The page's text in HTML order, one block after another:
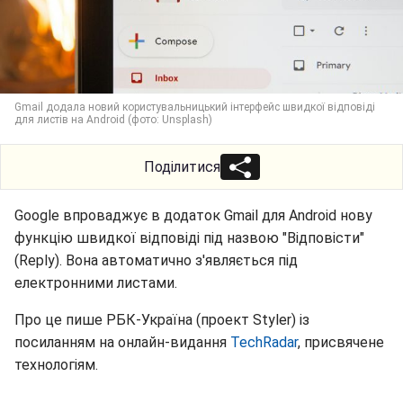
Gmail додала новий користувальницький інтерфейс швидкої відповіді
для листів на Android (фото: Unsplash)
Поділитися
Google впроваджує в додаток Gmail для Android нову
функцію швидкої відповіді під назвою "Відповісти"
(Reply). Вона автоматично з'являється під
електронними листами.
Про це пише РБК-Україна (проект Styler) із
посиланням на онлайн-видання TechRadar, присвячене
технологіям.